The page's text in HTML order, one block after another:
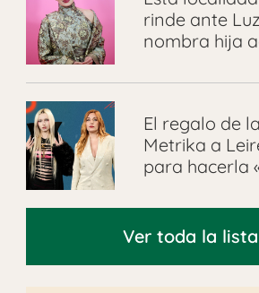
rinde ante
nombra hija
El regalo de
Metrika a
para hacerla
Ver toda la lista